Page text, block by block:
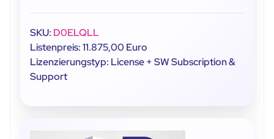
SKU: D0ELQLL
Listenpreis: 11.875,00 Euro
Lizenzierungstyp: License + SW Subscription &
Support